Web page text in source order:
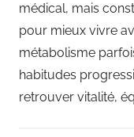
médical, mais
pour mieux vivre
métabolisme
habitudes
retrouver vitalité,